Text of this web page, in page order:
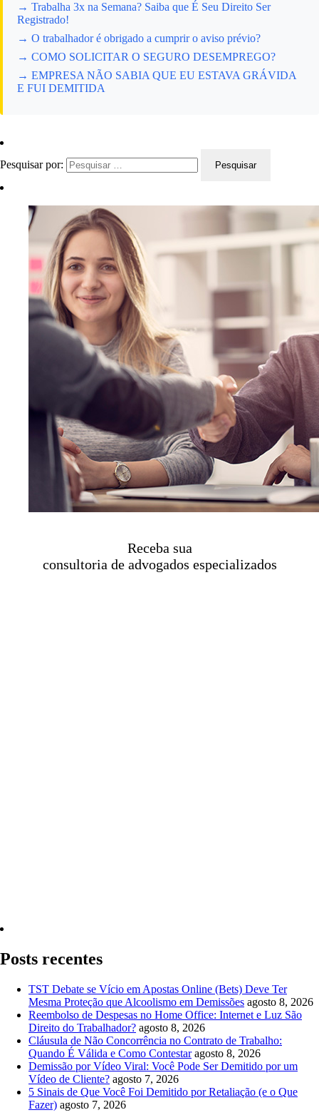
→ Trabalha 3x na Semana? Saiba que É Seu Direito Ser
Registrado!
→ O trabalhador é obrigado a cumprir o aviso prévio?
→ COMO SOLICITAR O SEGURO DESEMPREGO?
→ EMPRESA NÃO SABIA QUE EU ESTAVA GRÁVIDA
E FUI DEMITIDA
Pesquisar por:
Receba sua
consultoria de advogados especializados
Posts recentes
TST Debate se Vício em Apostas Online (Bets) Deve Ter
Mesma Proteção que Alcoolismo em Demissões agosto 8, 2026
Reembolso de Despesas no Home Office: Internet e Luz São
Direito do Trabalhador? agosto 8, 2026
Cláusula de Não Concorrência no Contrato de Trabalho:
Quando É Válida e Como Contestar agosto 8, 2026
Demissão por Vídeo Viral: Você Pode Ser Demitido por um
Vídeo de Cliente? agosto 7, 2026
5 Sinais de Que Você Foi Demitido por Retaliação (e o Que
Fazer) agosto 7, 2026